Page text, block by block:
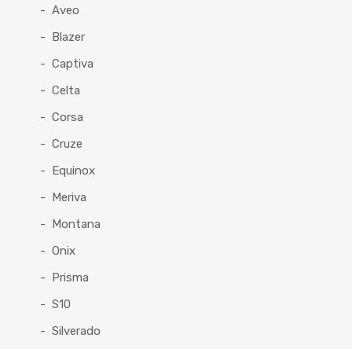
Aveo
Blazer
Captiva
Celta
Corsa
Cruze
Equinox
Meriva
Montana
Onix
Prisma
S10
Silverado